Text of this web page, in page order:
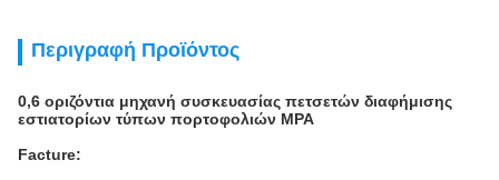
Περιγραφή Προϊόντος
0,6 οριζόντια μηχανή συσκευασίας πετσετών διαφήμισης
εστιατορίων τύπων πορτοφολιών MPA
Facture: